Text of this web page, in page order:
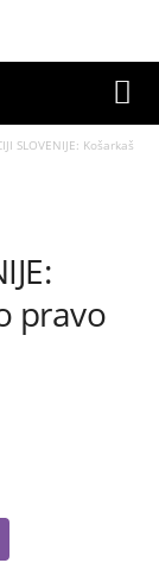
SLOVENIJE: Košarkaš
pravo